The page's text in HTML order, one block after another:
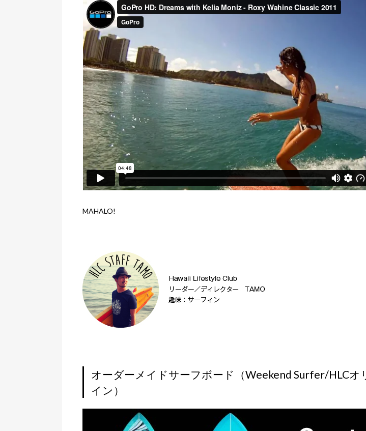
MAHALO!
オーダーメイドサーフボード（Weekend Surfer/HLCオ
イン）